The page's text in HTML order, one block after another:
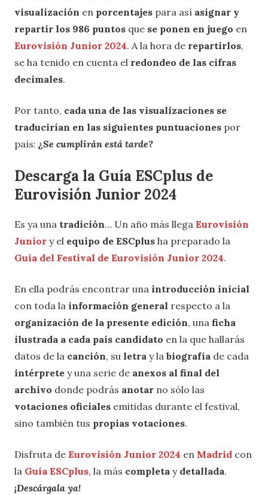
visualización en porcentajes para así asignar y
repartir los 986 puntos que se ponen en juego en
Eurovisión Junior 2024. A la hora de repartirlos,
se ha tenido en cuenta el redondeo de las cifras
decimales.
Por tanto, cada una de las visualizaciones se
traducirían en las siguientes puntuaciones por
país: ¿Se cumplirán está tarde?
Descarga la Guía ESCplus de
Eurovisión Junior 2024
Es ya una tradición… Un año más llega Eurovisión
Junior y el equipo de ESCplus ha preparado la
Guía del Festival de Eurovisión Junior 2024.
En ella podrás encontrar una introducción inicial
con toda la información general respecto a la
organización de la presente edición, una ficha
ilustrada a cada país candidato en la que hallarás
datos de la canción, su letra y la biografía de cada
intérprete y una serie de anexos al final del
archivo donde podrás anotar no sólo las
votaciones oficiales emitidas durante el festival,
sino también tus propias votaciones.
Disfruta de Eurovisión Junior 2024 en Madrid con
la Guía ESCplus, la más completa y detallada.
¡Descárgala ya!